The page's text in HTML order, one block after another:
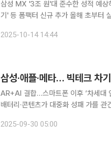
삼성 MX '3조 원'대 준수한 성적 예상
기' 등 폼팩터 신규 추가 올해 초부터 실적 효자 노릇을 하는 삼성전자 모바일 사업이 3분기에도 호
기세를 몰아 하반기 세 번 접는 트라
2025-10-14 14:44
삼성·애플·메타… 빅테크 차
AR+AI 결합…스마트폰 이후 ‘차세대
배터리·콘텐츠가 대중화 성패 가를 관건 스마트폰 성장세가 정체 국면에 접어들면서 글로벌
합한 차세대 인터페이스로 진화할 수
2025-09-30 05:00